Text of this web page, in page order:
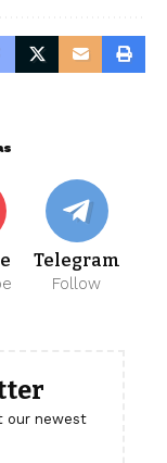
Telegram
Follow
our newest